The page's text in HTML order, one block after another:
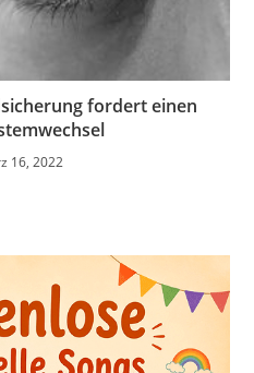
fordert einen
16, 2022